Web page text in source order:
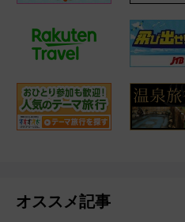
オススメ記事